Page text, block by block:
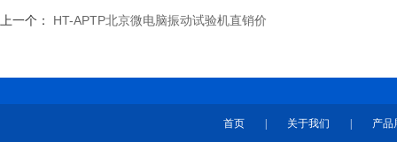
上一个： HT-APTP北京微电脑振动试验机直销价
首页 关于我们 产品